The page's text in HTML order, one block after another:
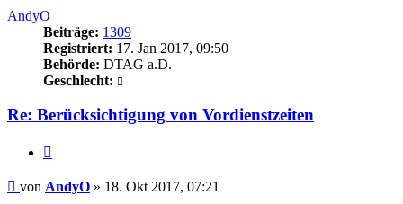
AndyO
Beiträge: 1309
Registriert: 17. Jan 2017, 09:50
Behörde: DTAG a.D.
Geschlecht:
Re: Berücksichtigung von Vordienstzeiten
Beitrag
von AndyO » 18. Okt 2017, 07:21